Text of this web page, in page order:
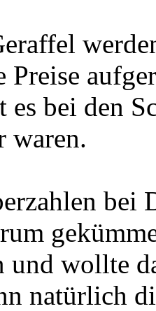
Preise
bei den
waren.
bei
und wollte
natürlich